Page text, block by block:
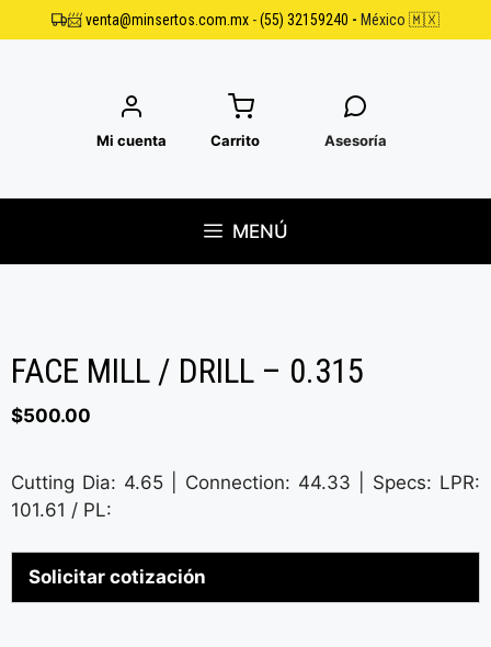
al
📨venta@minsertos.com.mx -(55) 32159240 - México 🇲🇽
Mi cuenta Carrito Asesoría
MENÚ
FACE MILL / DRILL – 0.315
$500.00
Cutting Dia: 4.65 | Connection: 44.33 | Specs: LPR:
101.61 / PL:
Solicitar cotización